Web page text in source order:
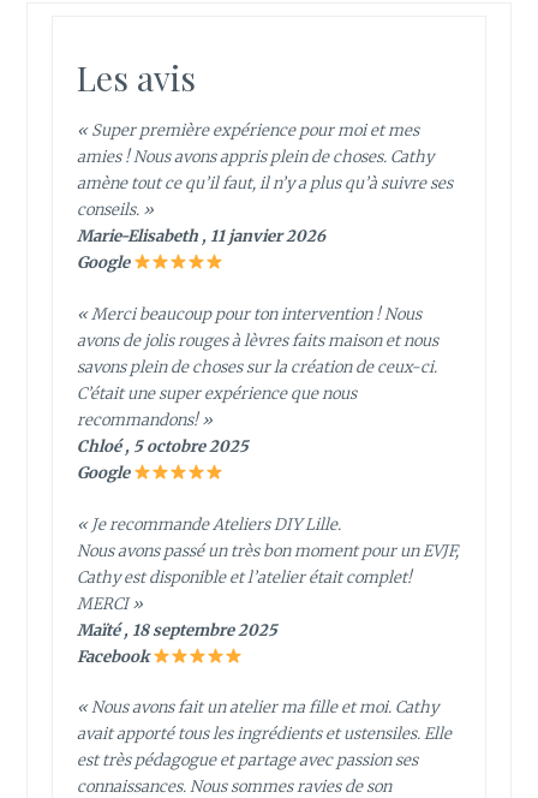
Les avis
« Super première expérience pour moi et mes
amies ! Nous avons appris plein de choses. Cathy
amène tout ce qu’il faut, il n’y a plus qu’à suivre ses
conseils. »
Marie-Elisabeth , 11 janvier 2026
Google
« Merci beaucoup pour ton intervention ! Nous
avons de jolis rouges à lèvres faits maison et nous
savons plein de choses sur la création de ceux-ci.
C’était une super expérience que nous
recommandons! »
Chloé , 5 octobre 2025
Google
« Je recommande Ateliers DIY Lille.
Nous avons passé un très bon moment pour un EVJF,
Cathy est disponible et l’atelier était complet!
MERCI »
Maïté , 18 septembre 2025
Facebook
« Nous avons fait un atelier ma fille et moi. Cathy
avait apporté tous les ingrédients et ustensiles. Elle
est très pédagogue et partage avec passion ses
connaissances. Nous sommes ravies de son